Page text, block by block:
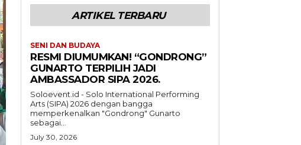
ARTIKEL TERBARU
SENI DAN BUDAYA
RESMI DIUMUMKAN! “GONDRONG”
GUNARTO TERPILIH JADI
AMBASSADOR SIPA 2026.
Soloevent.id - Solo International Performing
Arts (SIPA) 2026 dengan bangga
memperkenalkan "Gondrong" Gunarto
sebagai...
July 30, 2026